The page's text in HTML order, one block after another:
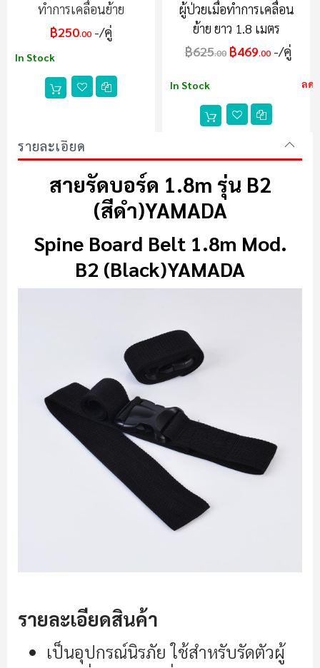
ทำการเคลื่อนย้าย
฿250.00 /คู่
In Stock
ผู้ป่วยเมื่อทำการเคลื่อน
ย้าย ยาว 1.8 เมตร
฿625.00 ฿469.00 /คู่
In Stock ลด
รายละเอียด
สายรัดบอร์ด 1.8m รุ่น B2
(สีดำ)YAMADA
Spine Board Belt 1.8m Mod.
B2 (Black)YAMADA
รายละเอียดสินค้า
เป็นอุปกรณ์นิรภัย ใช้สำหรับรัดตัวผู้